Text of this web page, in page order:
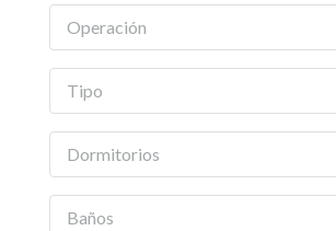
Operación
Tipo
Dormitorios
Baños